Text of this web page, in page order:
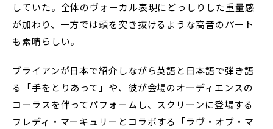
していた。全体のヴォーカル表現にどっしりした重量感
が加わり、一方では頭を突き抜けるような高音のパート
も素晴らしい。
ブライアンが日本で紹介しながら英語と日本語で弾き語
る「手をとりあって」や、彼が会場のオーディエンスの
コーラスを伴ってパフォームし、スクリーンに登場する
フレディ・マーキュリーとコラボする「ラヴ・オブ・マ